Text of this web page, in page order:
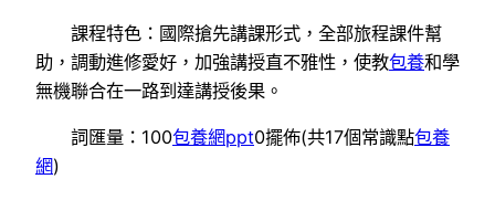
課程特色：國際搶先講課形式，全部旅程課件幫
助，調動進修愛好，加強講授直不雅性，使教包養和學
無機聯合在一路到達講授後果。
詞匯量：100包養網ppt0擺佈(共17個常識點包養
網)